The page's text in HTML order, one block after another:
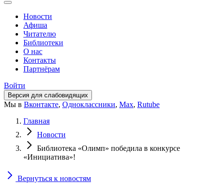
Новости
Афиша
Читателю
Библиотеки
О нас
Контакты
Партнёрам
Войти
Версия для слабовидящих
Мы в Вконтакте, Одноклассники, Max, Rutube
Главная
Новости
Библиотека «Олимп» победила в конкурсе
«Инициатива»!
Вернуться к новостям